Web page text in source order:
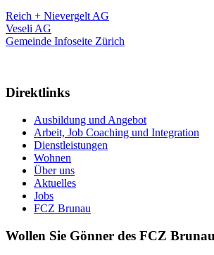
Reich + Nievergelt AG
Veseli AG
Gemeinde Infoseite Zürich
Direktlinks
Ausbildung und Angebot
Arbeit, Job Coaching und Integration
Dienstleistungen
Wohnen
Über uns
Aktuelles
Jobs
FCZ Brunau
Wollen Sie Gönner des FCZ